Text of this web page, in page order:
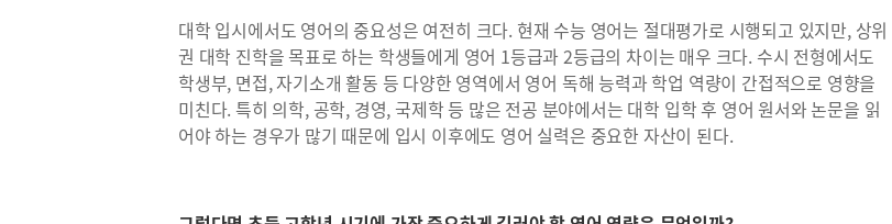
대학 입시에서도 영어의 중요성은 여전히 크다. 현재 수능 영어는 절대평가로 시행되고 있지만, 상위
권 대학 진학을 목표로 하는 학생들에게 영어 1등급과 2등급의 차이는 매우 크다. 수시 전형에서도
학생부, 면접, 자기소개 활동 등 다양한 영역에서 영어 독해 능력과 학업 역량이 간접적으로 영향을
미친다. 특히 의학, 공학, 경영, 국제학 등 많은 전공 분야에서는 대학 입학 후 영어 원서와 논문을 읽
어야 하는 경우가 많기 때문에 입시 이후에도 영어 실력은 중요한 자산이 된다.